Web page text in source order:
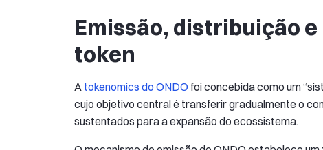
Emissão, distribuição
token
A tokenomics do ONDO foi concebida como um
cujo objetivo central é transferir gradualmente o
sustentados para a expansão do ecossistema.